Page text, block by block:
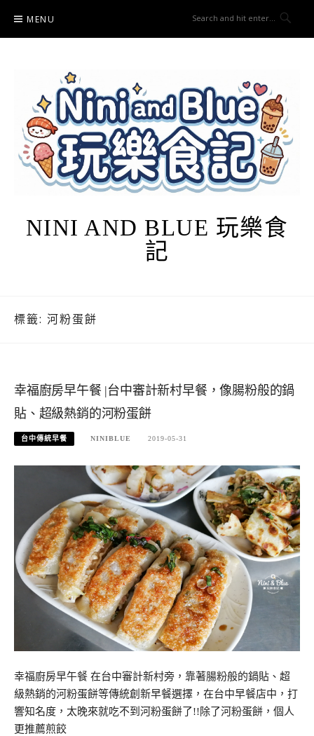
content
MENU
NINI AND BLUE 玩樂食
記
標籤: 河粉蛋餅
幸福廚房早午餐 |台中審計新村早餐，像腸粉般的鍋
貼、超級熱銷的河粉蛋餅
台中傳統早餐 NINIBLUE 2019-05-31
幸福廚房早午餐 在台中審計新村旁，靠著腸粉般的鍋貼、超
級熱銷的河粉蛋餅等傳統創新早餐選擇，在台中早餐店中，打
響知名度，太晚來就吃不到河粉蛋餅了!!除了河粉蛋餅，個人
更推薦煎餃